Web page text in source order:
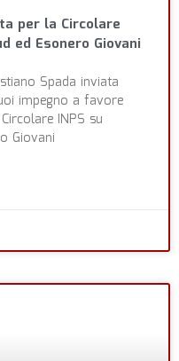
per la Circolare
ed Esonero Giovani
Spada inviata
impegno a favore
INPS su
Giovani